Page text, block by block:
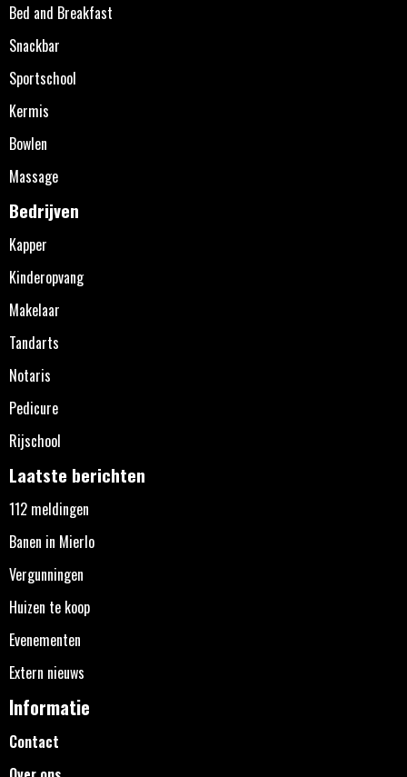
Bed and Breakfast
Snackbar
Sportschool
Kermis
Bowlen
Massage
Bedrijven
Kapper
Kinderopvang
Makelaar
Tandarts
Notaris
Pedicure
Rijschool
Laatste berichten
112 meldingen
Banen in Mierlo
Vergunningen
Huizen te koop
Evenementen
Extern nieuws
Informatie
Contact